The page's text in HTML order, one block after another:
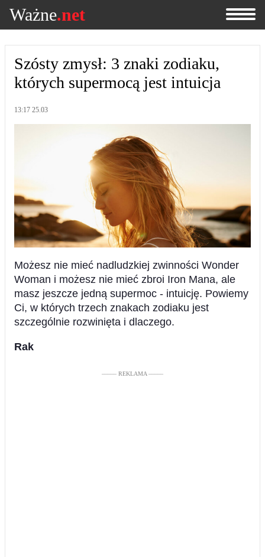
Ważne.net
Szósty zmysł: 3 znaki zodiaku,
których supermocą jest intuicja
13:17 25.03
Możesz nie mieć nadludzkiej zwinności Wonder
Woman i możesz nie mieć zbroi Iron Mana, ale
masz jeszcze jedną supermoc - intuicję. Powiemy
Ci, w których trzech znakach zodiaku jest
szczególnie rozwinięta i dlaczego.
Rak
––––– REKLAMA –––––